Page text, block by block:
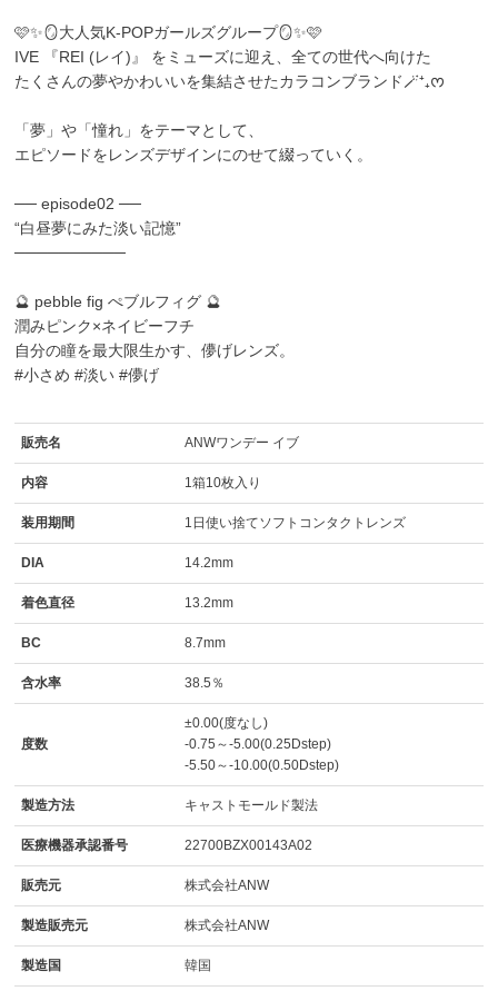
🩷✨🪞大人気K‐POPガールズグループ🪞✨🩷
IVE 『REI (レイ)』 をミューズに迎え、全ての世代へ向けた
たくさんの夢やかわいいを集結させたカラコンブランド🪄⁺₊ᰔ
「夢」や「憧れ」をテーマとして、
エピソードをレンズデザインにのせて綴っていく。
── episode02 ──
“白昼夢にみた淡い記憶”
──────────
🔮 pebble fig ぺブルフィグ 🔮
潤みピンク×ネイビーフチ
自分の瞳を最大限生かす、儚げレンズ。
#小さめ #淡い #儚げ
販売名 ANWワンデー イブ
内容 1箱10枚入り
装用期間 1日使い捨てソフトコンタクトレンズ
DIA 14.2mm
着色直径 13.2mm
BC 8.7mm
含水率 38.5％
度数
±0.00(度なし)
-0.75～-5.00(0.25Dstep)
-5.50～-10.00(0.50Dstep)
製造方法 キャストモールド製法
医療機器承認番号 22700BZX00143A02
販売元 株式会社ANW
製造販売元 株式会社ANW
製造国 韓国